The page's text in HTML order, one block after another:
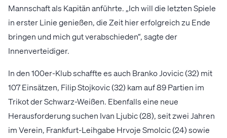
Mannschaft als Kapitän anführte. „Ich will die letzten Spiele
in erster Linie genießen, die Zeit hier erfolgreich zu Ende
bringen und mich gut verabschieden“, sagte der
Innenverteidiger.
In den 100er-Klub schaffte es auch Branko Jovicic (32) mit
107 Einsätzen, Filip Stojkovic (32) kam auf 89 Partien im
Trikot der Schwarz-Weißen. Ebenfalls eine neue
Herausforderung suchen Ivan Ljubic (28), seit zwei Jahren
im Verein, Frankfurt-Leihgabe Hrvoje Smolcic (24) sowie